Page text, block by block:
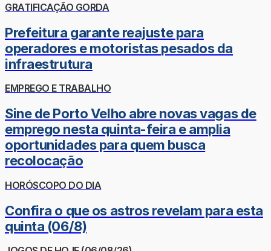
GRATIFICAÇÃO GORDA
Prefeitura garante reajuste para
operadores e motoristas pesados da
infraestrutura
EMPREGO E TRABALHO
Sine de Porto Velho abre novas vagas de
emprego nesta quinta-feira e amplia
oportunidades para quem busca
recolocação
HORÓSCOPO DO DIA
Confira o que os astros revelam para esta
quinta (06/8)